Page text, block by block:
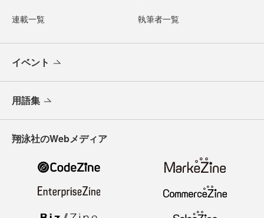
連載一覧 執筆者一覧
イベント
用語集
翔泳社のWebメディア